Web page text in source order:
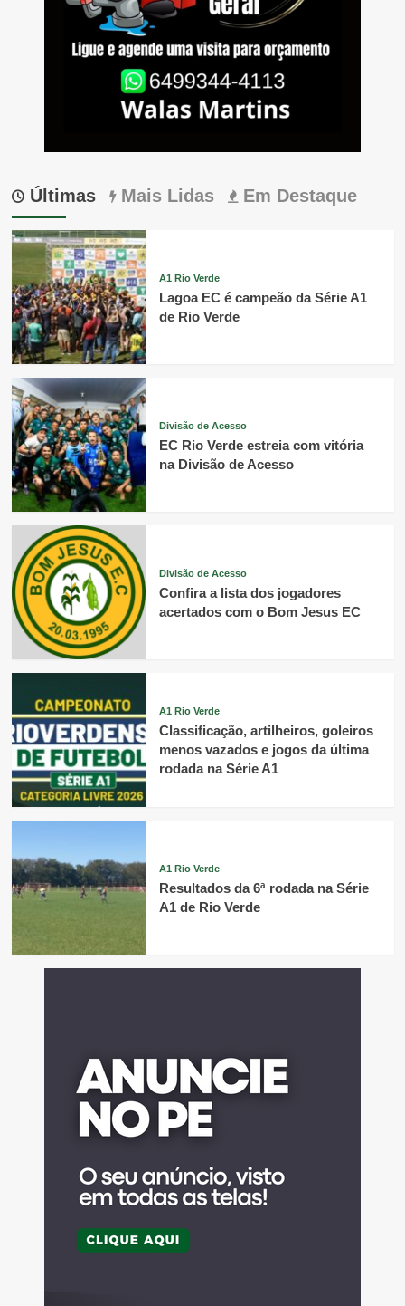
Últimas Mais Lidas Em Destaque
A1 Rio Verde
Lagoa EC é campeão da Série A1
de Rio Verde
Divisão de Acesso
EC Rio Verde estreia com vitória
na Divisão de Acesso
Divisão de Acesso
Confira a lista dos jogadores
acertados com o Bom Jesus EC
A1 Rio Verde
Classificação, artilheiros, goleiros
menos vazados e jogos da última
rodada na Série A1
A1 Rio Verde
Resultados da 6ª rodada na Série
A1 de Rio Verde